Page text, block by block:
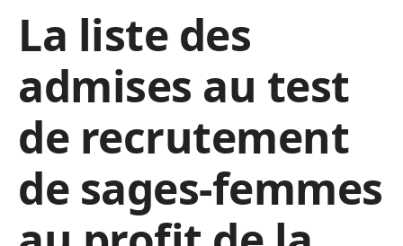
La liste des
admises au test
de recrutement
de sages-femmes